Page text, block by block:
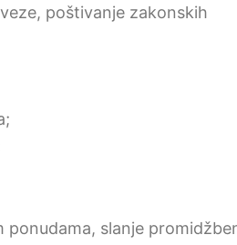
poštivanje zakonskih
slanje